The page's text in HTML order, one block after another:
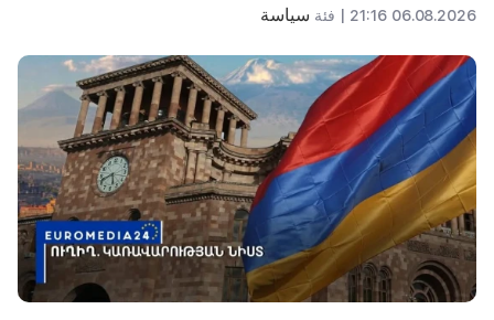
06.08.2026 21:16 | فئة سياسة